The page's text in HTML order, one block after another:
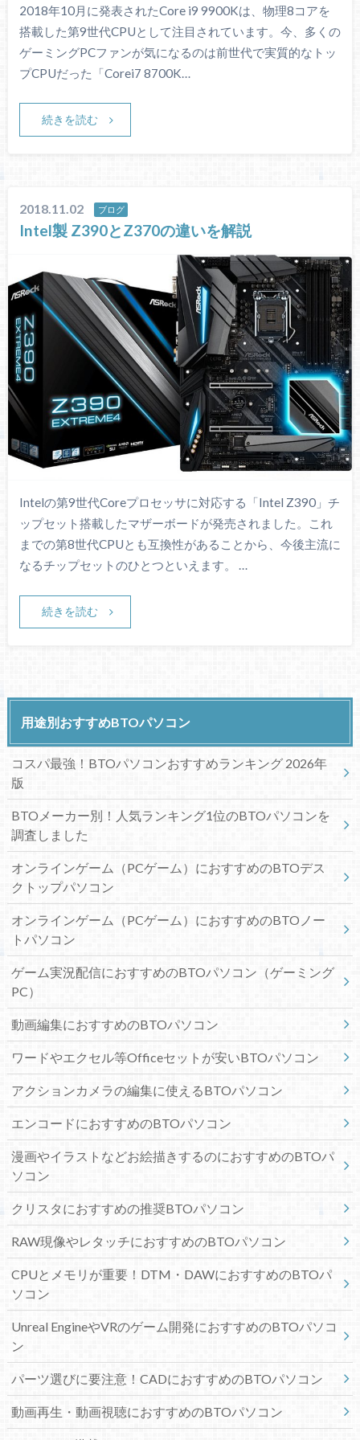
2018年10月に発表されたCore i9 9900Kは、物理8コアを
搭載した第9世代CPUとして注目されています。今、多くの
ゲーミングPCファンが気になるのは前世代で実質的なトッ
プCPUだった「Corei7 8700K…
続きを読む
2018.11.02 ブログ
Intel製 Z390とZ370の違いを解説
Intelの第9世代Coreプロセッサに対応する「Intel Z390」チ
ップセット搭載したマザーボードが発売されました。これ
までの第8世代CPUとも互換性があることから、今後主流に
なるチップセットのひとつといえます。 …
続きを読む
用途別おすすめBTOパソコン
コスパ最強！BTOパソコンおすすめランキング 2026年
版
BTOメーカー別！人気ランキング1位のBTOパソコンを
調査しました
オンラインゲーム（PCゲーム）におすすめのBTOデス
クトップパソコン
オンラインゲーム（PCゲーム）におすすめのBTOノー
トパソコン
ゲーム実況配信におすすめのBTOパソコン（ゲーミング
PC）
動画編集におすすめのBTOパソコン
ワードやエクセル等Officeセットが安いBTOパソコン
アクションカメラの編集に使えるBTOパソコン
エンコードにおすすめのBTOパソコン
漫画やイラストなどお絵描きするのにおすすめのBTOパ
ソコン
クリスタにおすすめの推奨BTOパソコン
RAW現像やレタッチにおすすめのBTOパソコン
CPUとメモリが重要！DTM・DAWにおすすめのBTOパ
ソコン
Unreal EngineやVRのゲーム開発におすすめのBTOパソコ
ン
パーツ選びに要注意！CADにおすすめのBTOパソコン
動画再生・動画視聴におすすめのBTOパソコン